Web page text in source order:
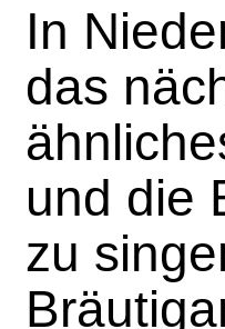
In
das
und die
zu